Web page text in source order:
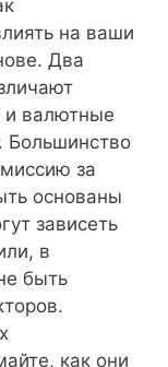
на ваши
Два
и валютные
Большинство
за
основаны
зависеть
в
быть
как они